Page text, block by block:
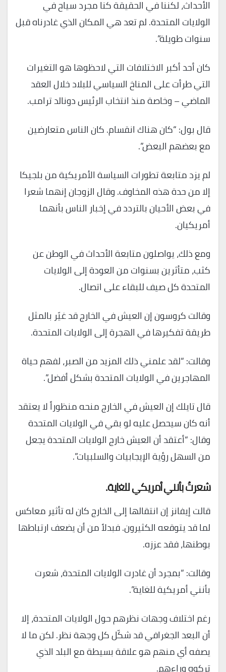
الأحداث، لكننا في الحقيقة كنا مجرد سياح في
الولايات المتحدة. لم تعد هي المكان الذي غادرناه قبل
سنوات طويلة”.
كان أحد أكبر الاختلافات التي لاحظوها هو التغيرات
التي طرأت على المناخ السياسي للبلاد خلال العقد
الماضي – وخاصة منذ انتخاب الرئيس دونالد ترامب.
قال بول: “كان هناك انقسام. كان الناس متعارضين
مع بعضهم البعض”.
لم يزد متابعة تطورات السياسة الأمريكية من بلجيكا
إلا من حدة هذه المخاوف. وقال الزوجان إنهما شعرا
في بعض الأحيان بالتردد في إخبار الناس بأنهما
أمريكيان.
ومع ذلك، يواصلون متابعة الأحداث في الوطن عن
كثب، متأثرين بسنوات من العودة إلى الولايات
المتحدة كل صيف للبقاء على اتصال.
وقالت كروسون إن العيش في الخارج قد غيّر بالمثل
طريقة تفكيرها في الهجرة إلى الولايات المتحدة.
وقالت: “لقد علمني ذلك المزيد من الصبر، لفهم حياة
المهاجرين في الولايات المتحدة بشكل أفضل”.
قال تايلك إن العيش في الخارج منحه منظوراً لا يعتقد
أنه كان سيحصل عليه لو بقي في الولايات المتحدة
وقال: “أعتقد أن العيش خارج الولايات المتحدة يجعل
من السهل رؤية الإيجابيات والسلبيات”.
شعرتُ بأنني أمريكي للغاية.
قالت إيفانز إن انتقالها إلى الخارج كان له تأثير معاكس
لما قد يتوقعه الكثيرون. فبدلاً من أن يضعف ارتباطها
بوطنها، فقد عززه.
وقالت: “بمجرد أن غادرت الولايات المتحدة، شعرت
بأنني أمريكية للغاية”.
رغم اختلاف وجهات نظرهم حول الولايات المتحدة، إلا
أن البعد الجغرافي قد شكّل كل وجهة نظر. لكن ما لا
يصفه أي منهم هو علاقة بسيطة مع البلد الذي
تركوه وراءهم.